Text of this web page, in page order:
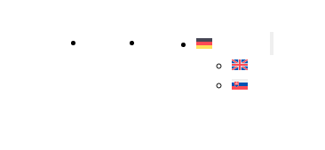
Nachhaltigkeit Über uns Kontakt